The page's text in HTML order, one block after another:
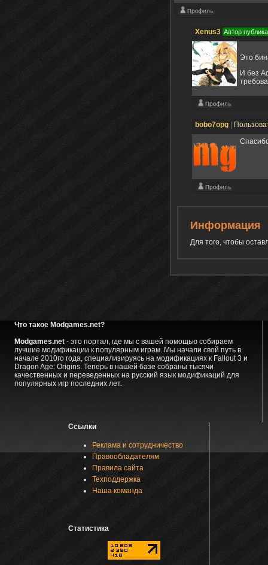
Xenus3 Автор
Это
И без
bobo7opg
Информация
Для того, чтобы
Что такое Modgames.net?
Modgames.net- это портал, где мы с вашей помощью собираем
лучшие модификации к популярным играм. Мы начали свой путь в
начале 2010го года, специализируясь на модификациях к Fallout 3 и
Dragon Age: Origins. Теперь в нашей базе собраны тысячи
качественных и переведенных на русский язык модификаций для
популярных игр последних лет.
Ссылки
Реклама и сотрудничество
Правообладателям
Правила сайта
Техподдержка
Наша команда
Статистика